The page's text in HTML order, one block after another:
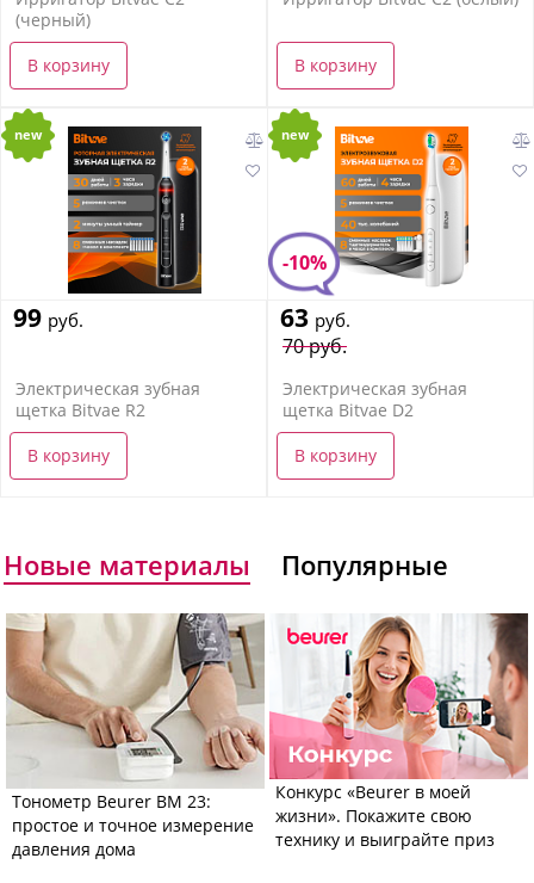
(черный)
В корзину
В корзину
new
99 руб.
Электрическая зубная
щетка Bitvae R2
В корзину
new
-10%
70 руб.
63 руб.
Электрическая зубная
щетка Bitvae D2
В корзину
Новые материалы Популярные
Тонометр Beurer BM 23:
простое и точное измерение
давления дома
Конкурс «Beurer в моей
жизни». Покажите свою
технику и выиграйте приз